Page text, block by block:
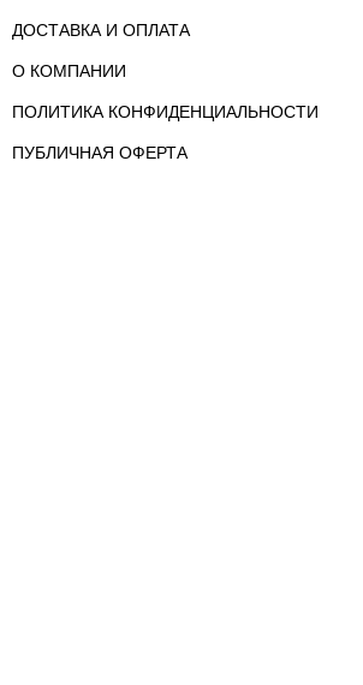
ДОСТАВКА И ОПЛАТА
О КОМПАНИИ
ПОЛИТИКА КОНФИДЕНЦИАЛЬНОСТИ
ПУБЛИЧНАЯ ОФЕРТА